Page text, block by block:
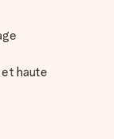
et haute